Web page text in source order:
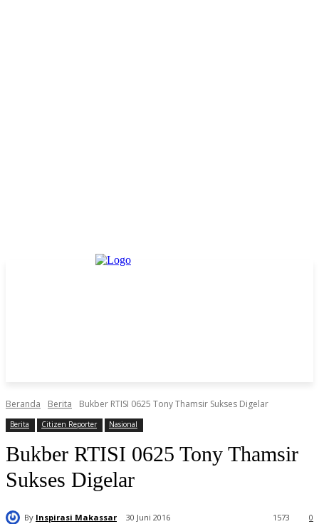
Beranda Berita Bukber RTISI 0625 Tony Thamsir Sukses Digelar
Berita Citizen Reporter Nasional
Bukber RTISI 0625 Tony Thamsir
Sukses Digelar
By Inspirasi Makassar 30 Juni 2016 0
1573